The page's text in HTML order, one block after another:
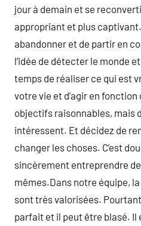
jour à demain et se
appropriant et plus
abandonner et de partir en
l’idée de détecter le monde
temps de réaliser ce qui est
votre vie et d’agir en
objectifs raisonnables, mais
intéressent. Et décidez de
changer les choses. C’est
sincèrement entreprendre
mêmes.Dans notre équipe,
sont très valorisées.
parfait et il peut être blasé. Il